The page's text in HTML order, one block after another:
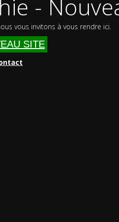
-
vous invitons à vous rendre ici.
SITE